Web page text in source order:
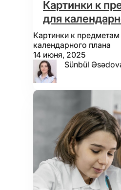
Картинки к
для
Картинки к предметам
календарного плана
14 июня, 2025
Sünbül